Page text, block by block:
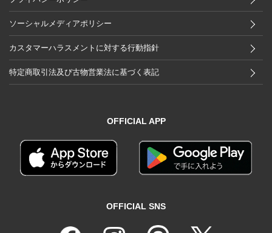
ソーシャルメディアポリシー
カスタマーハラスメントに対する行動指針
特定商取引法及び古物営業法に基づく表記
OFFICIAL APP
OFFICIAL SNS